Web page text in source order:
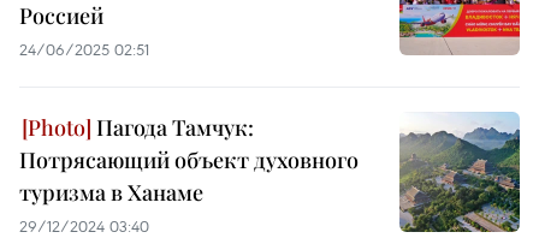
Россией
24/06/2025 02:51
Пагода Тамчук:
Потрясающий объект духовного
туризма в Ханаме
29/12/2024 03:40